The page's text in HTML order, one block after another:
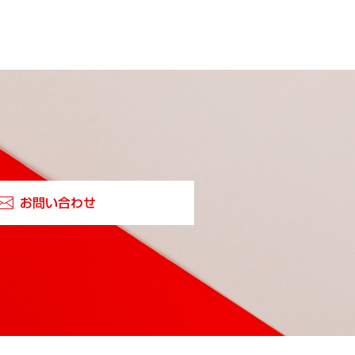
お問い合わせ